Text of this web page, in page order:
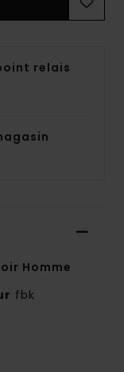
relais
Homme
fbk